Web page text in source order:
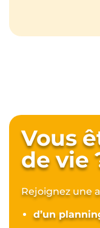
Vous
de vie
Rejoignez une
d’un